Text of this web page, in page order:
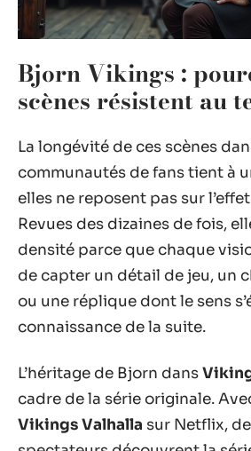
Bjorn Vikings :
scènes résistent au
La longévité de ces scènes
communautés de fans tient à
elles ne reposent pas sur
Revues des dizaines de fois,
densité parce que chaque
de capter un détail de jeu, un
ou une réplique dont le sens
connaissance de la suite.
L’héritage de Bjorn dans
cadre de la série originale.
Vikings Valhalla sur Netflix,